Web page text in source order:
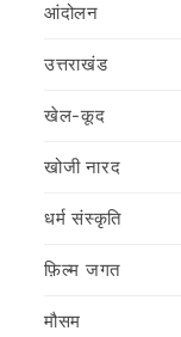
आंदोलन
उत्तराखंड
खेल-कूद
खोजी नारद
धर्म संस्कृति
फ़िल्‍म जगत
मौसम